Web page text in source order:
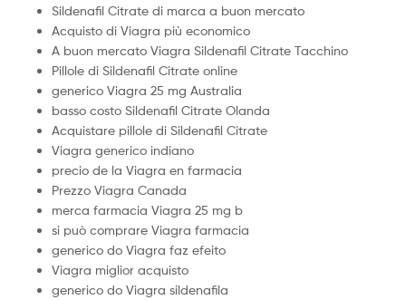
Sildenafil Citrate di marca a buon mercato
Acquisto di Viagra più economico
A buon mercato Viagra Sildenafil Citrate Tacchino
Pillole di Sildenafil Citrate online
generico Viagra 25 mg Australia
basso costo Sildenafil Citrate Olanda
Acquistare pillole di Sildenafil Citrate
Viagra generico indiano
precio de la Viagra en farmacia
Prezzo Viagra Canada
merca farmacia Viagra 25 mg b
si può comprare Viagra farmacia
generico do Viagra faz efeito
Viagra miglior acquisto
generico do Viagra sildenafila